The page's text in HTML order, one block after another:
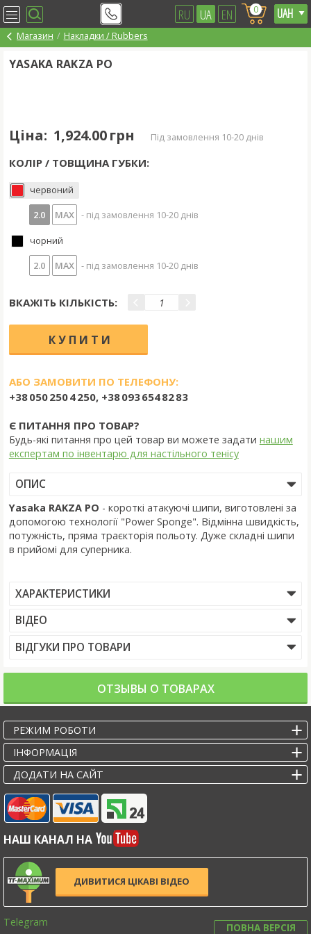
RU UA EN 0
Магазин Накладки / Rubbers
YASAKA RAKZA PO
Ціна: 1,924.00 грн під замовлення 10-20 днів
КОЛІР / ТОВЩИНА ГУБКИ:
червоний
2.0
MAX - під замовлення 10-20 днів
чорний
2.0
MAX - під замовлення 10-20 днів
ВКАЖІТЬ КІЛЬКІСТЬ:
АБО ЗАМОВИТИ ПО ТЕЛЕФОНУ:
+38 050 250 4 250, +38 093 654 82 83
Є ПИТАННЯ ПРО ТОВАР?
Будь-які питання про цей товар ви можете задати нашим
експертам по інвентарю для настільного тенісу
ОПИС
Yasaka RAKZA PO - короткі атакуючі шипи, виготовлені за
допомогою технології "Power Sponge". Відмінна швидкість,
потужність, пряма траєкторія польоту. Дуже складні шипи
в прийомі для суперника.
ХАРАКТЕРИСТИКИ
ВІДЕО
ВІДГУКИ ПРО ТОВАРИ
ОТЗЫВЫ О ТОВАРАХ
РЕЖИМ РОБОТИ
IНФОРМАЦІЯ
ДОДАТИ НА САЙТ
НАШ КАНАЛ НА
ДИВИТИСЯ ЦІКАВІ ВІДЕО
Telegram ПОВНА ВЕРСІЯ